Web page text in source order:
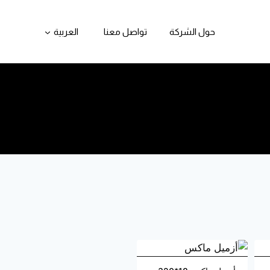
حول الشركة تواصل معنا العربية